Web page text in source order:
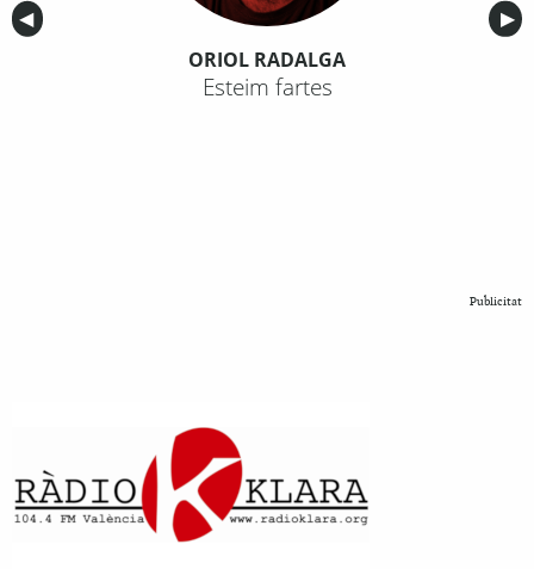
Anterior
◀︎ ▶︎
ORIOL RADALGA
Esteim fartes
Publicitat